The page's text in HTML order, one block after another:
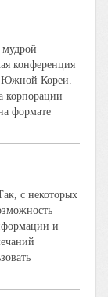
конференция
Южной Кореи.
корпорации
формате
с некоторых
и